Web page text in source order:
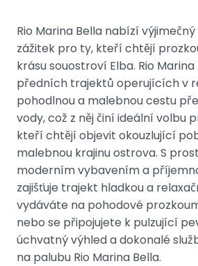
Rio Marina Bella nabízí
zážitek pro ty, kteří chtějí
krásu souostroví Elba. Rio
předních trajektů operujících v
pohodlnou a malebnou cestu
vody, což z něj činí ideální volbu
kteří chtějí objevit okouzlující
malebnou krajinu ostrova. S
moderním vybavením a
zajišťuje trajekt hladkou a
vydáváte na pohodové
nebo se připojujete k pulzující
úchvatný výhled a dokonalé
na palubu Rio Marina Bella.